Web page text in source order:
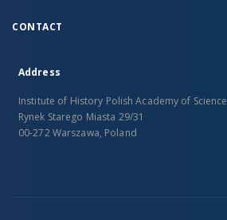
CONTACT
Address
Institute of History Polish Academy of Science
Rynek Starego Miasta 29/31
00-272 Warszawa, Poland